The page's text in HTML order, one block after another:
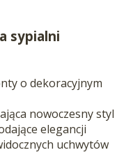
sypialni
o dekoracyjnym
nowoczesny styl
elegancji
uchwytów